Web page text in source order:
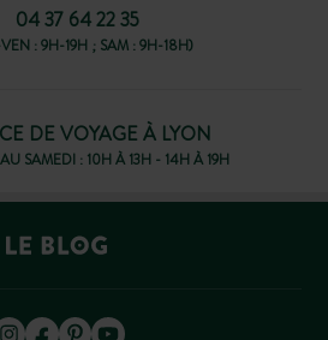
04 37 64 22 35
: 9H-19H ; SAM : 9H-18H)
DE VOYAGE À LYON
SAMEDI : 10H À 13H - 14H À 19H